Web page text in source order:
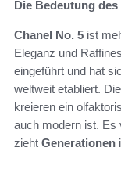
Die Bedeutung
Chanel No. 5 ist
Eleganz und
eingeführt und hat
weltweit etabliert.
kreieren ein
auch modern ist. Es
zieht Generationen